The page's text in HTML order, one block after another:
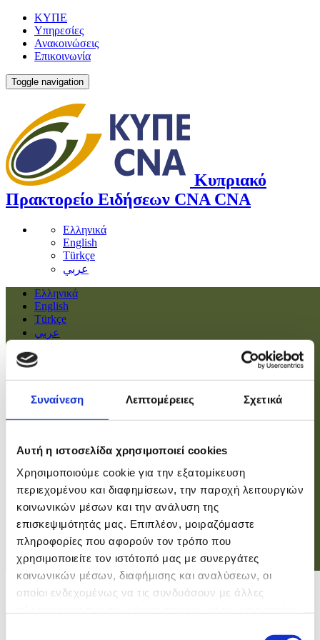
Συναίνεση Λεπτομέρειες Σχετικά
Αυτή η ιστοσελίδα χρησιμοποιεί cookies
Χρησιμοποιούμε cookie για την εξατομίκευση
περιεχομένου και διαφημίσεων, την παροχή λειτουργιών
κοινωνικών μέσων και την ανάλυση της
επισκεψιμότητάς μας. Επιπλέον, μοιραζόμαστε
πληροφορίες που αφορούν τον τρόπο που
χρησιμοποιείτε τον ιστότοπό μας με συνεργάτες
κοινωνικών μέσων, διαφήμισης και αναλύσεων, οι
οποίοι ενδεχομένως να τις συνδυάσουν με άλλες
ΚΥΠΕ
Υπηρεσίες
Ανακοινώσεις
Επικοινωνία
Toggle navigation
Κυπριακό
Πρακτορείο Ειδήσεων CNA CNA
Ελληνικά
English
Türkçe
عربي
Ελληνικά
English
Türkçe
عربي
Αρχική
Πολιτική
Οικονομία
Βουλή
Εσωτερικά
Ευρώπη
Κόσμος
Αθλητικά
Virals
Επιστήμες
Σύνδεση
Σύνδεση